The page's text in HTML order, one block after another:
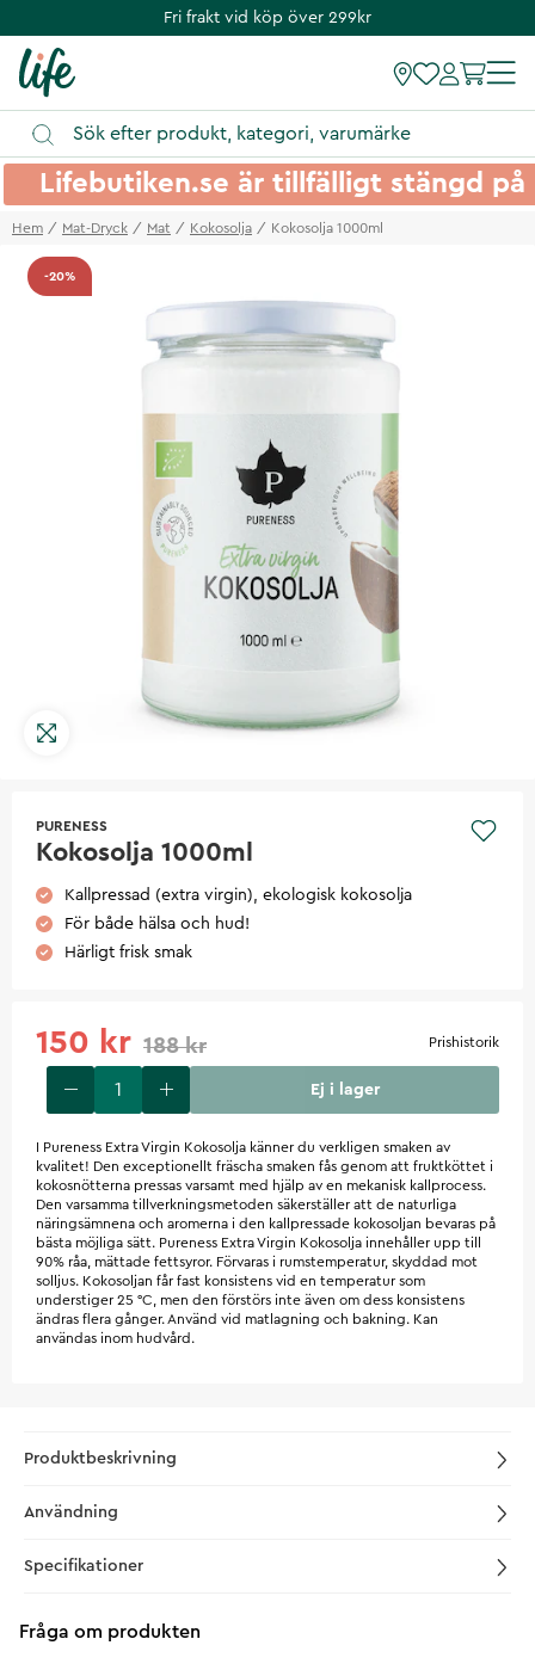
Fri frakt vid köp över 299kr
Lifebutiken.se är tillfälligt stängd
Hem Mat-Dryck Mat Kokosolja Kokosolja 1000ml
-20%
PURENESS
Kokosolja 1000ml
Kallpressad (extra virgin), ekologisk kokosolja
För både hälsa och hud!
Härligt frisk smak
150 kr 188 kr Prishistorik
Ej i lager
I Pureness Extra Virgin Kokosolja känner du verkligen smaken av
kvalitet! Den exceptionellt fräscha smaken fås genom att fruktköttet i
kokosnötterna pressas varsamt med hjälp av en mekanisk kallprocess.
Den varsamma tillverkningsmetoden säkerställer att de naturliga
näringsämnena och aromerna i den kallpressade kokosoljan bevaras på
bästa möjliga sätt. Pureness Extra Virgin Kokosolja innehåller upp till
90% råa, mättade fettsyror. Förvaras i rumstemperatur, skyddad mot
solljus. Kokosoljan får fast konsistens vid en temperatur som
understiger 25 °C, men den förstörs inte även om dess konsistens
ändras flera gånger. Använd vid matlagning och bakning. Kan
användas inom hudvård.
Produktbeskrivning
Användning
Specifikationer
Fråga om produkten